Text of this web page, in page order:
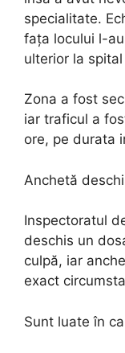
specialitate.
fața locului l-
ulterior la
Zona a fost
iar traficul a
ore, pe durata
Anchetă
Inspectoratul
deschis un
culpă, iar
exact
Sunt luate în